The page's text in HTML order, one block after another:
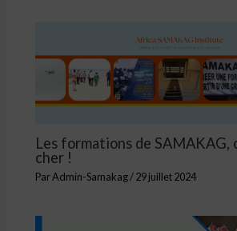
Les formations de SAMAKAG,
cher !
ParAdmin-Samakag/29 juillet 2024